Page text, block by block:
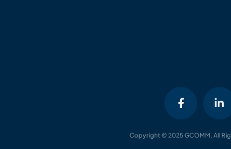
Copyright © 2025 GCOMM. All